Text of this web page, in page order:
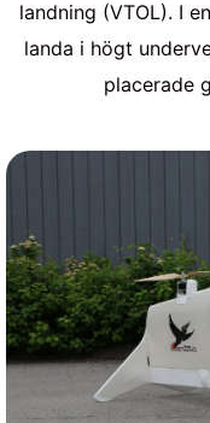
landning (VTOL). I
landa i högt
placerade